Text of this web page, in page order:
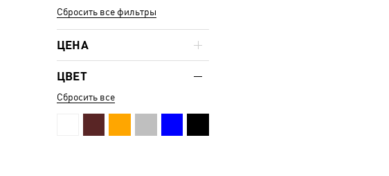
Сбросить все фильтры
ЦЕНА
ЦВЕТ
Сбросить все